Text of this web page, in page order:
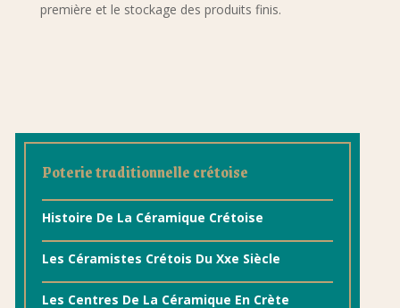
première et le stockage des produits finis.
Poterie traditionnelle crétoise
Histoire De La Céramique Crétoise
Les Céramistes Crétois Du Xxe Siècle
Les Centres De La Céramique En Crète